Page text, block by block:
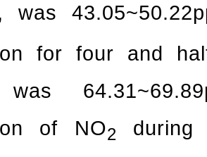
was
for four and
was
of NO2
during